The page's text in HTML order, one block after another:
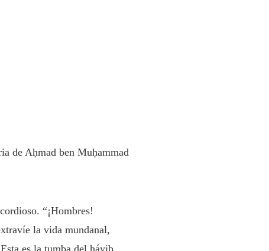
de Aḥmad ben Muḥammad
“¡Hombres!
la vida mundanal,
es la tumba del háyib,